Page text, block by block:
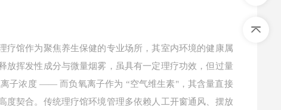
馆作为聚焦养生保健的专业场所，其室内环境的健康属
挥发性成分与微量烟雾，虽具有一定理疗功效，但过量
子浓度 —— 而负氧离子作为 “空气维生素"，其含量直接
度契合。传统理疗馆环境管理多依赖人工开窗通风、摆放